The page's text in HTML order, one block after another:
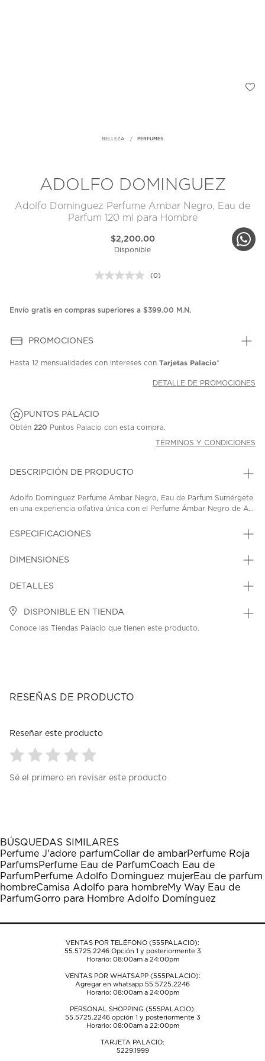
BELLEZA PERFUMES
ADOLFO DOMINGUEZ
Adolfo Dominguez Perfume Ambar Negro, Eau de
Parfum 120 ml para Hombre
$2,200.00
Disponible
Sin
en
(0)
Envío gratis en compras superiores a $399.00 M.N.
PROMOCIONES
Hasta 12 mensualidades con intereses con Tarjetas Palacio*
DETALLE DE PROMOCIONES
PUNTOS PALACIO
Obtén 220 Puntos Palacio con esta compra.
TÉRMINOS Y CONDICIONES
DESCRIPCIÓN DE PRODUCTO
Adolfo Dominguez Perfume Ámbar Negro, Eau de Parfum Sumérgete
en una experiencia olfativa única con el Perfume Ámbar Negro de A...
ESPECIFICACIONES
DIMENSIONES
DETALLES
DISPONIBLE EN TIENDA
Conoce las Tiendas Palacio que tienen este producto.
RESEÑAS DE PRODUCTO
Reseñar este producto
para
1
estrella
Esta
acción
abrirá
el
formulario
envío.
para
estrellas.
Esta
acción
abrirá
el
formulario
envío.
para
estrellas.
Esta
acción
abrirá
el
formulario
envío.
para
estrellas.
Esta
acción
abrirá
el
formulario
envío.
para
estrellas.
Esta
acción
abrirá
el
formulario
envío.
Sé el primero en revisar este producto
BÚSQUEDAS SIMILARES
Perfume J'adore parfumCollar de ambarPerfume Roja
ParfumsPerfume Eau de ParfumCoach Eau de
ParfumPerfume Adolfo Dominguez mujerEau de parfum
hombreCamisa Adolfo para hombreMy Way Eau de
ParfumGorro para Hombre Adolfo Domínguez
VENTAS POR TELÉFONO (555PALACIO):
55.5725.2246Opción 1 y posteriormente 3
Horario: 08:00am a 24:00pm
VENTAS POR WHATSAPP (555PALACIO):
Agregar en whatsapp 55.5725.2246
Horario: 08:00am a 24:00pm
PERSONAL SHOPPING (555PALACIO):
55.5725.2246opción 1 y posteriormente 3
Horario: 08:00am a 22:00pm
TARJETA PALACIO:
5229.1999